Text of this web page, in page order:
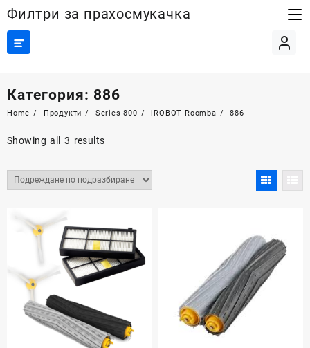
Skip
content
Филтри за прахосмукачка
Категория: 886
Home Продукти Series 800 iROBOT Roomba 886
Showing all 3 results